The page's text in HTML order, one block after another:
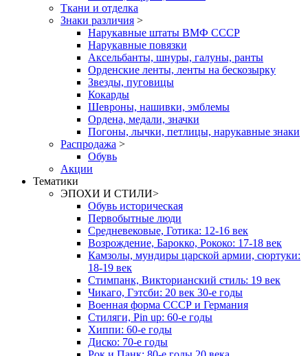
Ткани и отделка
Знаки различия >
Нарукавные штаты ВМФ СССР
Нарукавные повязки
Аксельбанты, шнуры, галуны, ранты
Орденские ленты, ленты на бескозырку
Звезды, пуговицы
Кокарды
Шевроны, нашивки, эмблемы
Ордена, медали, значки
Погоны, лычки, петлицы, нарукавные знаки
Распродажа >
Обувь
Акции
Тематики
ЭПОХИ И СТИЛИ>
Обувь историческая
Первобытные люди
Средневековые, Готика: 12-16 век
Возрождение, Барокко, Рококо: 17-18 век
Камзолы, мундиры царской армии, сюртуки:
18-19 век
Стимпанк, Викторианский стиль: 19 век
Чикаго, Гэтсби: 20 век 30-е годы
Военная форма СССР и Германия
Стиляги, Pin up: 60-е годы
Хиппи: 60-е годы
Диско: 70-е годы